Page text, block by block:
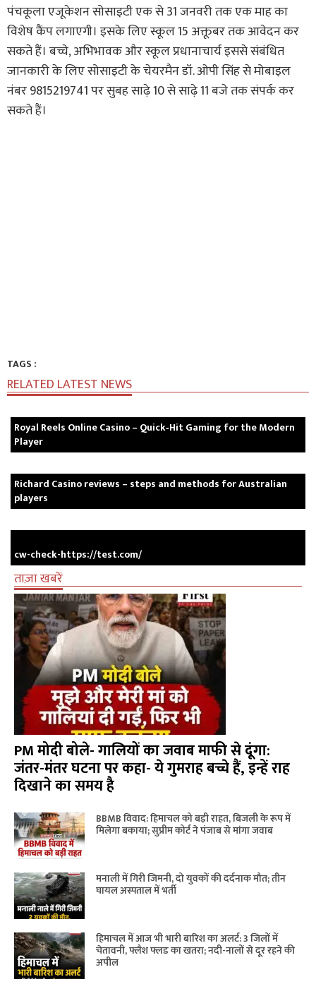
पंचकूला एजूकेशन सोसाइटी एक से 31 जनवरी तक एक माह का
विशेष कैंप लगाएगी। इसके लिए स्कूल 15 अक्तूबर तक आवेदन कर
सकते हैं। बच्चे, अभिभावक और स्कूल प्रधानाचार्य इससे संबंधित
जानकारी के लिए सोसाइटी के चेयरमैन डॉ. ओपी सिंह से मोबाइल
नंबर 9815219741 पर सुबह साढ़े 10 से साढ़े 11 बजे तक संपर्क कर
सकते हैं।
TAGS :
RELATED LATEST NEWS
Royal Reels Online Casino – Quick‑Hit Gaming for the Modern
Player
Richard Casino reviews – steps and methods for Australian
players
cw-check-https://test.com/
ताज़ा खबरें
PM मोदी बोले- गालियों का जवाब माफी से दूंगा:
जंतर-मंतर घटना पर कहा- ये गुमराह बच्चे हैं, इन्हें राह
दिखाने का समय है
BBMB विवाद: हिमाचल को बड़ी राहत, बिजली के रूप में
मिलेगा बकाया; सुप्रीम कोर्ट ने पंजाब से मांगा जवाब
मनाली में गिरी जिमनी, दो युवकों की दर्दनाक मौत; तीन
घायल अस्पताल में भर्ती
हिमाचल में आज भी भारी बारिश का अलर्ट: 3 जिलों में
चेतावनी, फ्लैश फ्लड का खतरा; नदी-नालों से दूर रहने की
अपील